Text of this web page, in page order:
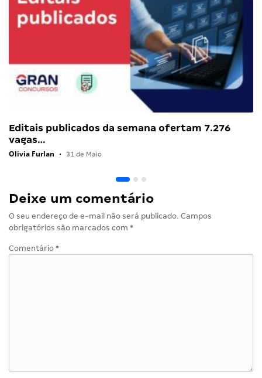
Editais publicados da semana ofertam 7.276
vagas…
Olivia Furlan • 31 de Maio
Deixe um comentário
O seu endereço de e-mail não será publicado. Campos
obrigatórios são marcados com *
Comentário *